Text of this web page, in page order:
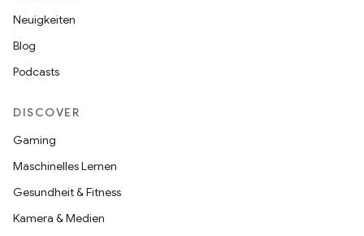
Neuigkeiten
Blog
Podcasts
DISCOVER
Gaming
Maschinelles Lernen
Gesundheit & Fitness
Kamera & Medien